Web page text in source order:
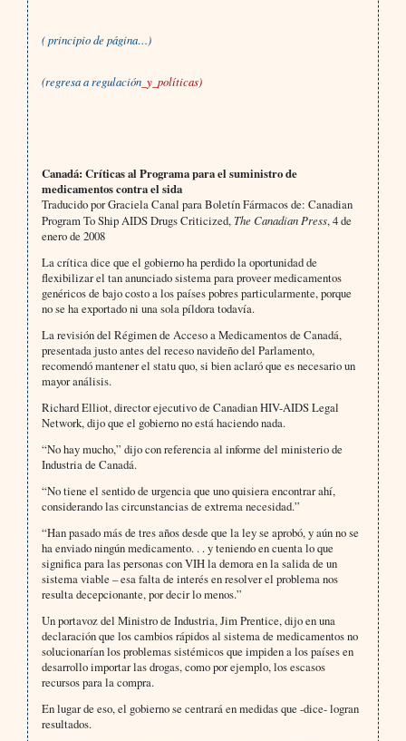
( principio de página…)
(regresa a regulación_y_políticas)
Canadá: Críticas al Programa para el suministro de
medicamentos contra el sida
Traducido por Graciela Canal para Boletín Fármacos de: Canadian
Program To Ship AIDS Drugs Criticized, The Canadian Press, 4 de
enero de 2008
La crítica dice que el gobierno ha perdido la oportunidad de
flexibilizar el tan anunciado sistema para proveer medicamentos
genéricos de bajo costo a los países pobres particularmente, porque
no se ha exportado ni una sola píldora todavía.
La revisión del Régimen de Acceso a Medicamentos de Canadá,
presentada justo antes del receso navideño del Parlamento,
recomendó mantener el statu quo, si bien aclaró que es necesario un
mayor análisis.
Richard Elliot, director ejecutivo de Canadian HIV-AIDS Legal
Network, dijo que el gobierno no está haciendo nada.
“No hay mucho,” dijo con referencia al informe del ministerio de
Industria de Canadá.
“No tiene el sentido de urgencia que uno quisiera encontrar ahí,
considerando las circunstancias de extrema necesidad.”
“Han pasado más de tres años desde que la ley se aprobó, y aún no se
ha enviado ningún medicamento. . . y teniendo en cuenta lo que
significa para las personas con VIH la demora en la salida de un
sistema viable – esa falta de interés en resolver el problema nos
resulta decepcionante, por decir lo menos.”
Un portavoz del Ministro de Industria, Jim Prentice, dijo en una
declaración que los cambios rápidos al sistema de medicamentos no
solucionarían los problemas sistémicos que impiden a los países en
desarrollo importar las drogas, como por ejemplo, los escasos
recursos para la compra.
En lugar de eso, el gobierno se centrará en medidas que -dice- logran
resultados.